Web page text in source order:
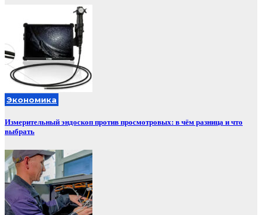
Экономика
Измерительный эндоскоп против просмотровых: в чём разница и что
выбрать